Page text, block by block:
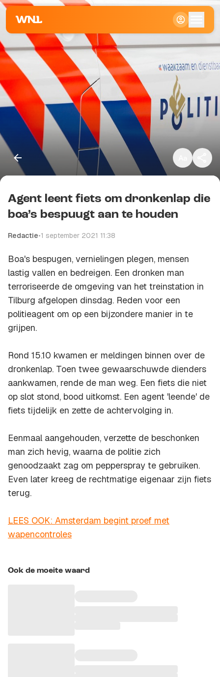
Klein
Standaard
Kopieer link
Agent leent fiets om dronkenlap die
boa’s bespuugt aan te houden
Redactie•1 september 2021 11:38
Boa's bespugen, vernielingen plegen, mensen
lastig vallen en bedreigen. Een dronken man
terroriseerde de omgeving van het treinstation in
Tilburg afgelopen dinsdag. Reden voor een
politieagent om op een bijzondere manier in te
grijpen.
Rond 15.10 kwamen er meldingen binnen over de
dronkenlap. Toen twee gewaarschuwde dienders
aankwamen, rende de man weg. Een fiets die niet
op slot stond, bood uitkomst. Een agent 'leende' de
fiets tijdelijk en zette de achtervolging in.
Eenmaal aangehouden, verzette de beschonken
man zich hevig, waarna de politie zich
genoodzaakt zag om pepperspray te gebruiken.
Even later kreeg de rechtmatige eigenaar zijn fiets
terug.
LEES OOK: Amsterdam begint proef met
wapencontroles
Ook de moeite waard